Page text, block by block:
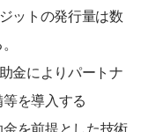
ットの発行量は数
金によりパートナ
を導入する